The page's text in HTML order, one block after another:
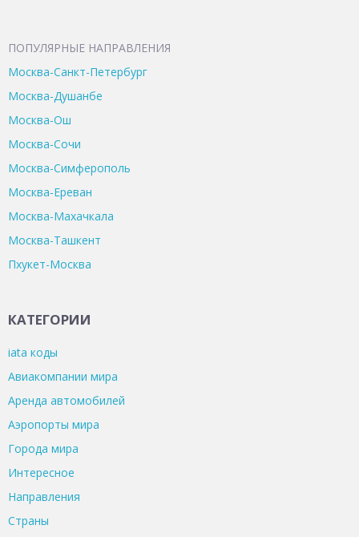
ПОПУЛЯРНЫЕ НАПРАВЛЕНИЯ
Москва-Санкт-Петербург
Москва-Душанбе
Москва-Ош
Москва-Сочи
Москва-Симферополь
Москва-Ереван
Москва-Махачкала
Москва-Ташкент
Пхукет-Москва
КАТЕГОРИИ
iata коды
Авиакомпании мира
Аренда автомобилей
Аэропорты мира
Города мира
Интересное
Направления
Страны